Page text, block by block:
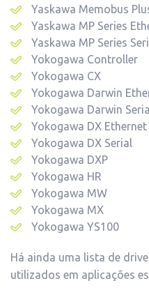
Yaskawa Memobus
Yaskawa MP Series
Yaskawa MP Series
Yokogawa Controller
Yokogawa CX
Yokogawa Darwin
Yokogawa Darwin
Yokogawa DX Ethernet
Yokogawa DX Serial
Yokogawa DXP
Yokogawa HR
Yokogawa MW
Yokogawa MX
Yokogawa YS100
Há ainda uma lista de
utilizados em aplicações